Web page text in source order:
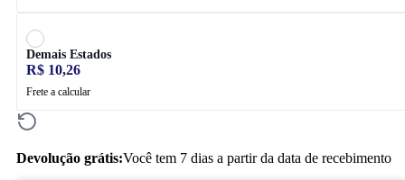
Demais Estados
R$ 10,26
Frete a calcular
Devolução grátis:Você tem 7 dias a partir da data de recebimento